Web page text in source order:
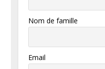
Nom de famille
Email